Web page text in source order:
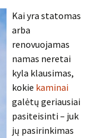
Kai yra statomas
arba
renovuojamas
namas neretai
kyla klausimas,
kokie kaminai
galėtų geriausiai
pasiteisinti – juk
jų pasirinkimas